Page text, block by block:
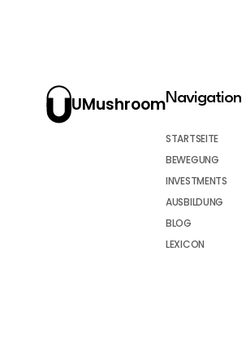
UMushroomNavigation
STARTSEITE
BEWEGUNG
INVESTMENTS
AUSBILDUNG
BLOG
LEXICON